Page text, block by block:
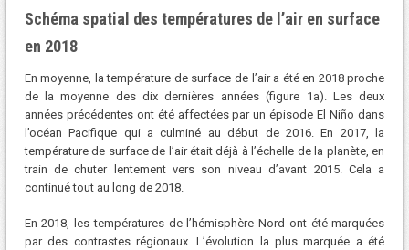
Schéma spatial des températures de l’air en surface
en 2018
En moyenne, la température de surface de l’air a été en 2018 proche
de la moyenne des dix dernières années (figure 1a). Les deux
années précédentes ont été affectées par un épisode El Niño dans
l’océan Pacifique qui a culminé au début de 2016. En 2017, la
température de surface de l’air était déjà à l’échelle de la planète, en
train de chuter lentement vers son niveau d’avant 2015. Cela a
continué tout au long de 2018.
En 2018, les températures de l’hémisphère Nord ont été marquées
par des contrastes régionaux. L’évolution la plus marquée a été